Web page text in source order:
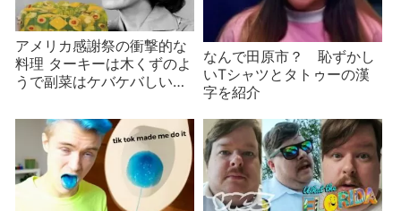
アメリカ感謝祭の衝撃的な
料理 ターキーは木くずのよ
うで副菜はケバケバしいピ
なんで田原市？ 恥ずかし
いTシャツとタトゥーの漢
字を紹介